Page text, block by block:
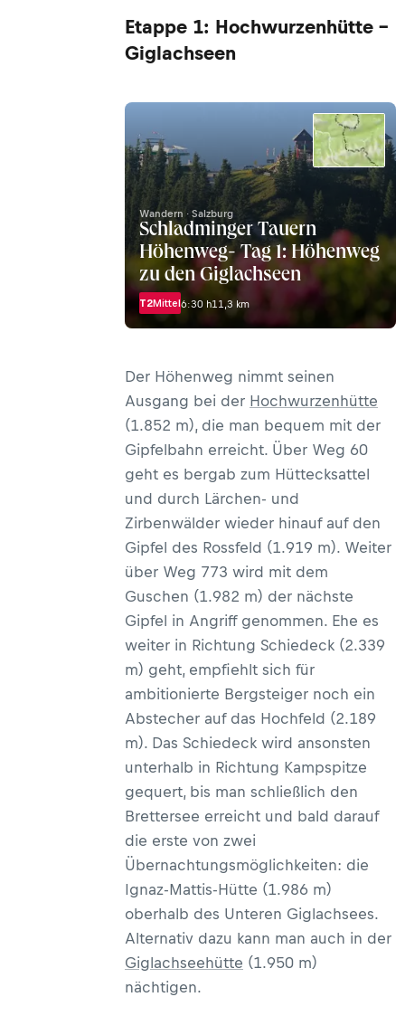
Etappe 1: Hochwurzenhütte -
Giglachseen
Wandern · Salzburg
Schladminger Tauern
Höhenweg- Tag 1: Höhenweg
zu den Giglachseen
T2Mittel6:30 h11,3 km
Der Höhenweg nimmt seinen
Ausgang bei der Hochwurzenhütte
(1.852 m), die man bequem mit der
Gipfelbahn erreicht. Über Weg 60
geht es bergab zum Hüttecksattel
und durch Lärchen- und
Zirbenwälder wieder hinauf auf den
Gipfel des Rossfeld (1.919 m). Weiter
über Weg 773 wird mit dem
Guschen (1.982 m) der nächste
Gipfel in Angriff genommen. Ehe es
weiter in Richtung Schiedeck (2.339
m) geht, empfiehlt sich für
ambitionierte Bergsteiger noch ein
Abstecher auf das Hochfeld (2.189
m). Das Schiedeck wird ansonsten
unterhalb in Richtung Kampspitze
gequert, bis man schließlich den
Brettersee erreicht und bald darauf
die erste von zwei
Übernachtungsmöglichkeiten: die
Ignaz-Mattis-Hütte (1.986 m)
oberhalb des Unteren Giglachsees.
Alternativ dazu kann man auch in der
Giglachseehütte (1.950 m)
nächtigen.